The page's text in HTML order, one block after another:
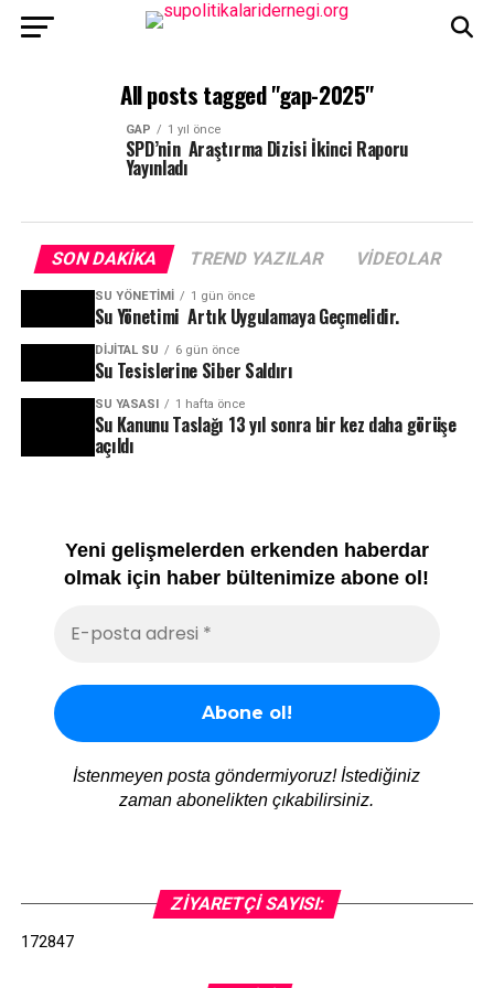
All posts tagged "gap-2025"
GAP 1 yıl önce
SPD’nin Araştırma Dizisi İkinci Raporu
Yayınladı
SON DAKIKA TREND YAZILAR VIDEOLAR
SU YÖNETIMI 1 gün önce
Su Yönetimi Artık Uygulamaya Geçmelidir.
DIJITAL SU 6 gün önce
Su Tesislerine Siber Saldırı
SU YASASI 1 hafta önce
Su Kanunu Taslağı 13 yıl sonra bir kez daha görüşe
açıldı
Yeni gelişmelerden erkenden haberdar
olmak için haber bültenimize abone ol!
İstenmeyen posta göndermiyoruz! İstediğiniz
zaman abonelikten çıkabilirsiniz.
ZIYARETÇI SAYISI:
172847